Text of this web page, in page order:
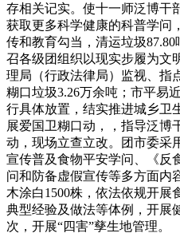
存相关记实。使十一师泛博干
获取更多科学健康的科普学问
传和教育勾当，清运垃圾
召各级团组织以现实步履为文
理局（行政法律局）监视、指
糊口垃圾3.26万余吨；市平易
行具体放置，结实推进城乡卫
展爱国卫糊口动，，指导泛博
动，现场立查立改。团市委采
宣传普及食物平安学问、《反
问和防备虚假宣传等多方面内
木涂白1500株，依法依规开展
典型经验及做法等体例，开展
次，开展“四害”孳生地管理。